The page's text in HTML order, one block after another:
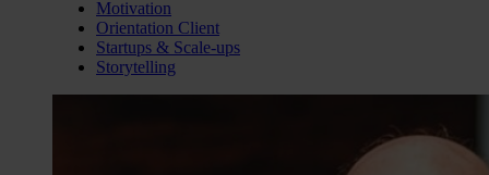
Motivation
Orientation Client
Startups & Scale-ups
Storytelling